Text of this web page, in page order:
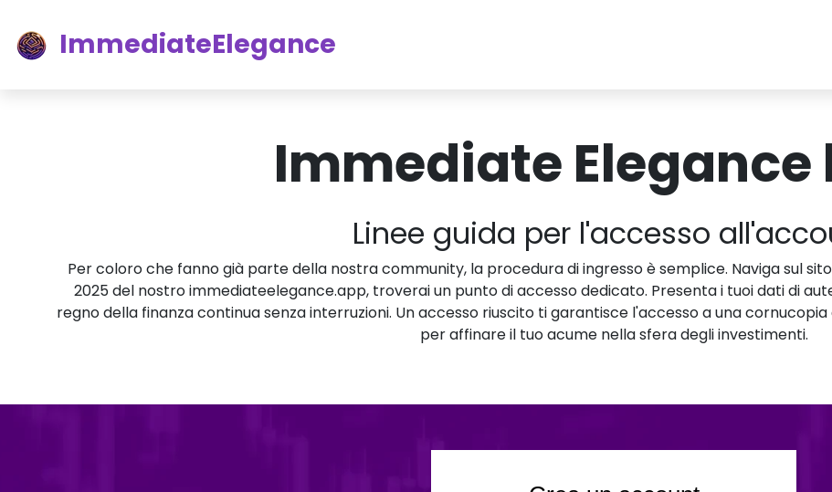
ImmediateElegance
Immediate Elegance
Linee guida per l'accesso
Per coloro che fanno già parte della nostra community, la procedura di ingresso è semplice. Naviga sul
2025 del nostro immediateelegance.app, troverai un punto di accesso dedicato. Presenta i tuoi dati di
regno della finanza continua senza interruzioni. Un accesso riuscito ti garantisce l'accesso a una
per affinare il tuo acume nella sfera degli investimenti.